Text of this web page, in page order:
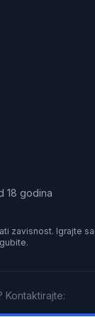
18 godina
zavisnost. Igrajte
Kontaktirajte: